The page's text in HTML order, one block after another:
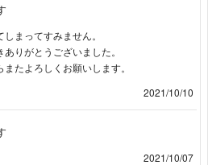
まってすみません。
りがとうございました。
たよろしくお願いします。
2021/10/10
2021/10/07